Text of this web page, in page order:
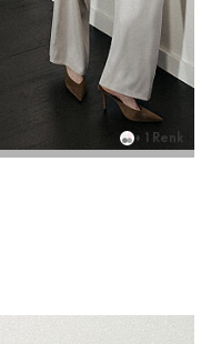
38 42 44
+ 1 Renk